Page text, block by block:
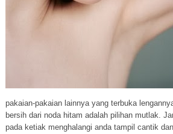
pakaian-pakaian lainnya yang terbuka
bersih dari noda hitam adalah pilihan mutlak.
pada ketiak menghalangi anda tampil cantik